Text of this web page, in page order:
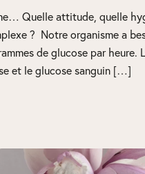
Quelle attitude, quelle
? Notre organisme a
de glucose par heure.
et le glucose sanguin […]